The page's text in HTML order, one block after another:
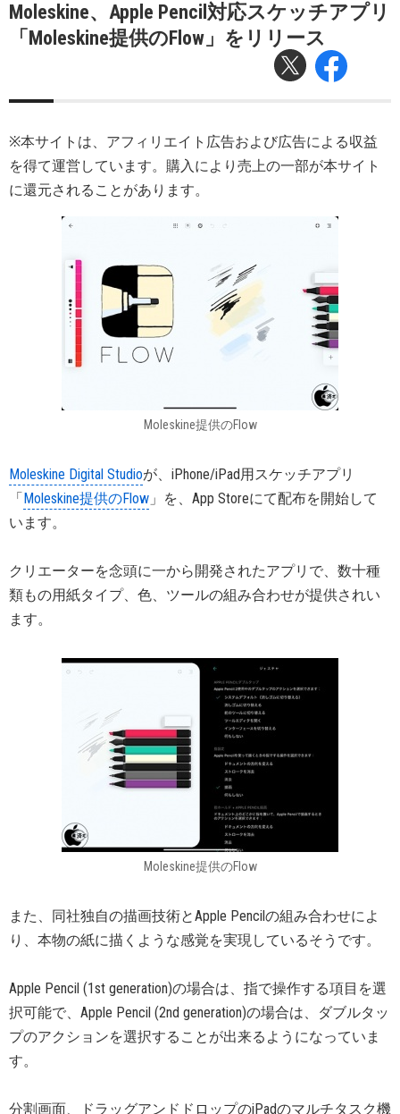
Moleskine、Apple Pencil対応スケッチアプリ
「Moleskine提供のFlow」をリリース
※本サイトは、アフィリエイト広告および広告による収益
を得て運営しています。購入により売上の一部が本サイト
に還元されることがあります。
Moleskine提供のFlow
Moleskine Digital Studioが、iPhone/iPad用スケッチアプリ
「Moleskine提供のFlow 」を、App Storeにて配布を開始して
います。
クリエーターを念頭に一から開発されたアプリで、数十種
類もの用紙タイプ、色、ツールの組み合わせが提供されい
ます。
Moleskine提供のFlow
また、同社独自の描画技術とApple Pencilの組み合わせによ
り、本物の紙に描くような感覚を実現しているそうです。
Apple Pencil (1st generation)の場合は、指で操作する項目を選
択可能で、Apple Pencil (2nd generation)の場合は、ダブルタッ
プのアクションを選択することが出来るようになっていま
す。
分割画面、ドラッグアンドドロップのiPadのマルチタスク機